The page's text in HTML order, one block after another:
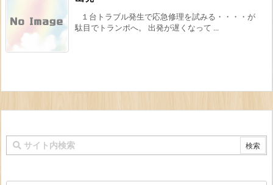
１台トラブル発生で応急修理を試みる・・・・が
駄目でトランポへ。 出発が遅くなって ...